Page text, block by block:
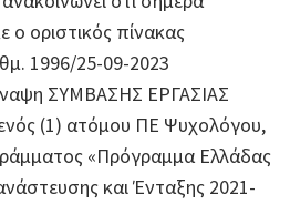
οριστικός πίνακας
1996/25-09-2023
ΣΥΜΒΑΣΗΣ ΕΡΓΑΣΙΑΣ
(1) ατόμου ΠΕ Ψυχολόγου,
«Πρόγραμμα Ελλάδας
και Ένταξης 2021-